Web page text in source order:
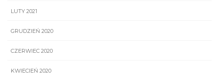
LUTY 2021
GRUDZIEŃ 2020
CZERWIEC 2020
KWIECIEŃ 2020